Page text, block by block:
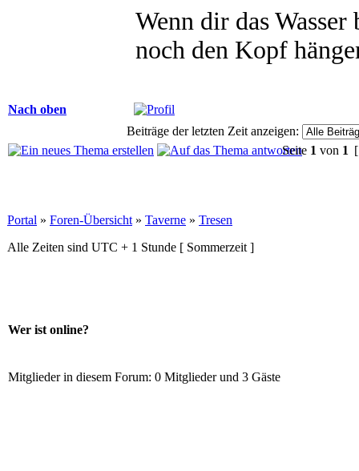
Wenn dir das
noch den Kopf
Nach oben
Beiträge der letzten Zeit anzeigen:
Seite 1 von 1
Portal » Foren-Übersicht » Taverne » Tresen
Alle Zeiten sind UTC + 1 Stunde [ Sommerzeit ]
Wer ist online?
Mitglieder in diesem Forum: 0 Mitglieder und 3 Gäste